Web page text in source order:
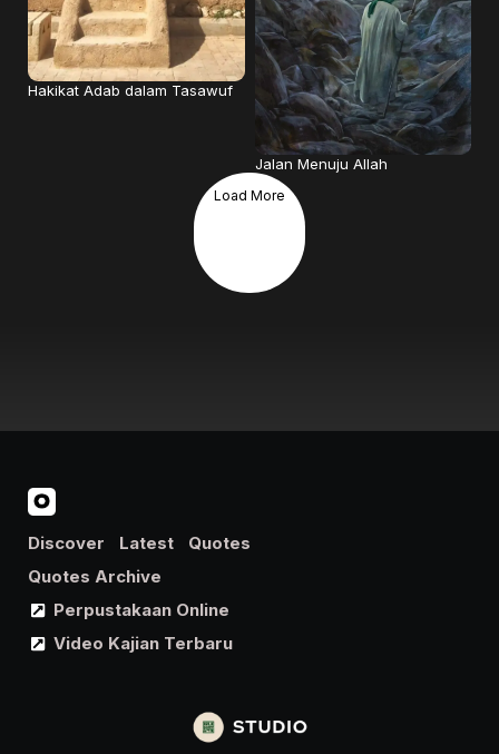
Hakikat Adab dalam Tasawuf
Jalan Menuju Allah
Load More
Discover Latest
Quotes
Quotes Archive
Perpustakaan Online
Video Kajian Terbaru